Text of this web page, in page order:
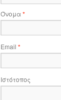
Όνομα*
Email *
Ιστότοπος